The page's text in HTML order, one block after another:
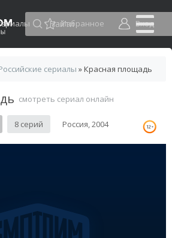
Избранное Вход
сериалы » Красная площадь
смотреть сериал онлайн
8 серий Россия, 2004